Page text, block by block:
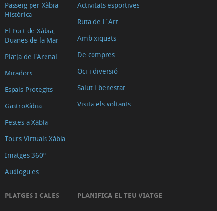
Passeig per Xàbia
Històrica
El Port de Xàbia,
Duanes de la Mar
Platja de l'Arenal
Miradors
Espais Protegits
GastroXàbia
Festes a Xàbia
Tours Virtuals Xàbia
Imatges 360º
Audioguies
Activitats esportives
Ruta de l´Art
Amb xiquets
De compres
Oci i diversió
Salut i benestar
Visita els voltants
PLATGES I CALES PLANIFICA EL TEU VIATGE